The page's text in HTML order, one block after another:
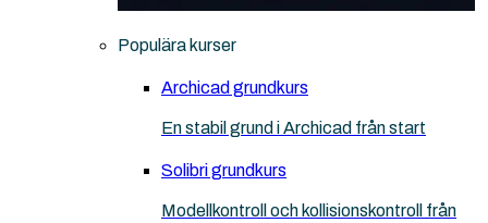
Populära kurser
Archicad grundkurs
En stabil grund i Archicad från start
Solibri grundkurs
Modellkontroll och kollisionskontroll från